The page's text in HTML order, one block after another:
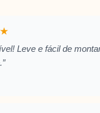
★
Leve e fácil de